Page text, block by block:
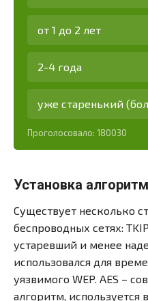
от 1 до 2 лет
2-4 года
уже старенький
Проголосовало: 180030
Установка
Существует несколько
беспроводных сетях:
устаревший и менее
использовался для
уязвимого WEP. AES –
алгоритм, используется